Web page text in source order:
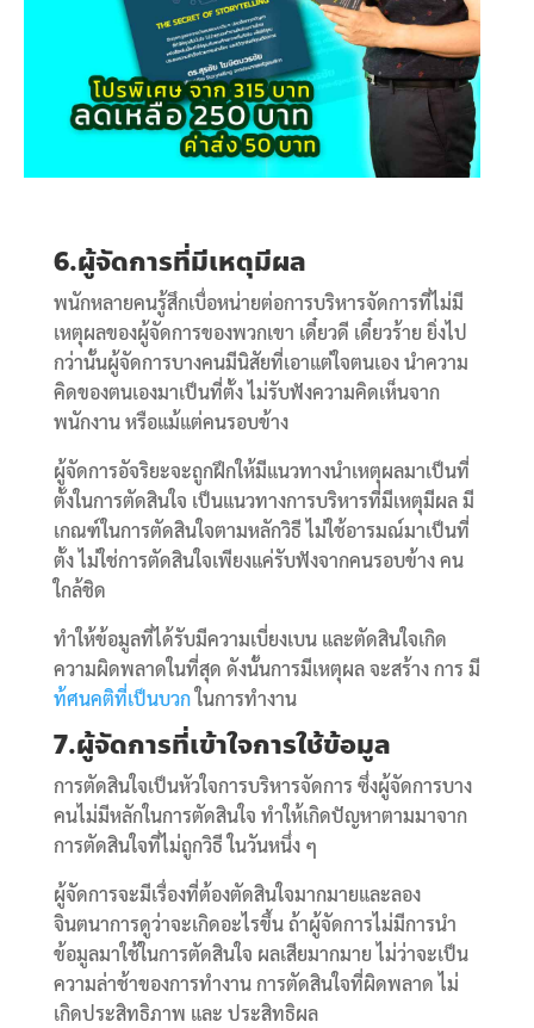
6.ผู้จัดการที่มีเหตุมีผล
พนักหลายคนรู้สึกเบื่อหน่ายต่อการบริหารจัดการที่ไม่มี
เหตุผลของผู้จัดการของพวกเขา เดี๋ยวดี เดี๋ยวร้าย ยิ่งไป
กว่านั้นผู้จัดการบางคนมีนิสัยที่เอาแต่ใจตนเอง นำความ
คิดของตนเองมาเป็นที่ตั้ง ไม่รับฟังความคิดเห็นจาก
พนักงาน หรือแม้แต่คนรอบข้าง
ผู้จัดการอัจริยะจะถูกฝึกให้มีแนวทางนำเหตุผลมาเป็นที่
ตั้งในการตัดสินใจ เป็นแนวทางการบริหารที่มีเหตุมีผล มี
เกณฑ์ในการตัดสินใจตามหลักวิธี ไม่ใช้อารมณ์มาเป็นที่
ตั้ง ไม่ใช่การตัดสินใจเพียงแค่รับฟังจากคนรอบข้าง คน
ใกล้ชิด
ทำให้ข้อมูลที่ได้รับมีความเบี่ยงเบน และตัดสินใจเกิด
ความผิดพลาดในที่สุด ดังนั้นการมีเหตุผล จะสร้าง การ มี
ท้ศนคติที่เป็นบวกในการทำงาน
7.ผู้จัดการที่เข้าใจการใช้ข้อมูล
การตัดสินใจเป็นหัวใจการบริหารจัดการ ซึ่งผู้จัดการบาง
คนไม่มีหลักในการตัดสินใจ ทำให้เกิดปัญหาตามมาจาก
การตัดสินใจที่ไม่ถูกวิธี ในวันหนึ่ง ๆ
ผู้จัดการจะมีเรื่องที่ต้องตัดสินใจมากมายและลอง
จินตนาการดูว่าจะเกิดอะไรขึ้น ถ้าผู้จัดการไม่มีการนำ
ข้อมูลมาใช้ในการตัดสินใจ ผลเสียมากมาย ไม่ว่าจะเป็น
ความล่าช้าของการทำงาน การตัดสินใจที่ผิดพลาด ไม่
เกิดประสิทธิภาพ และ ประสิทธิผล